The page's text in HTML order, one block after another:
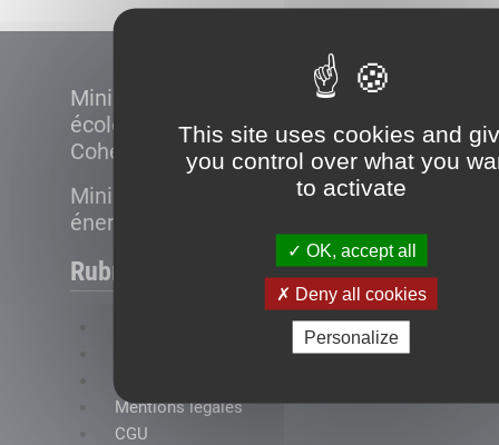
This site uses cookies and
you control over what you
to activate
OK, accept all
Deny all cookies
Personalize
Ministère de la Transition
écologique et de la
Cohésion des territoires
Ministère de la Transition
énergétique
Rubriques
Mentions légales
CGU